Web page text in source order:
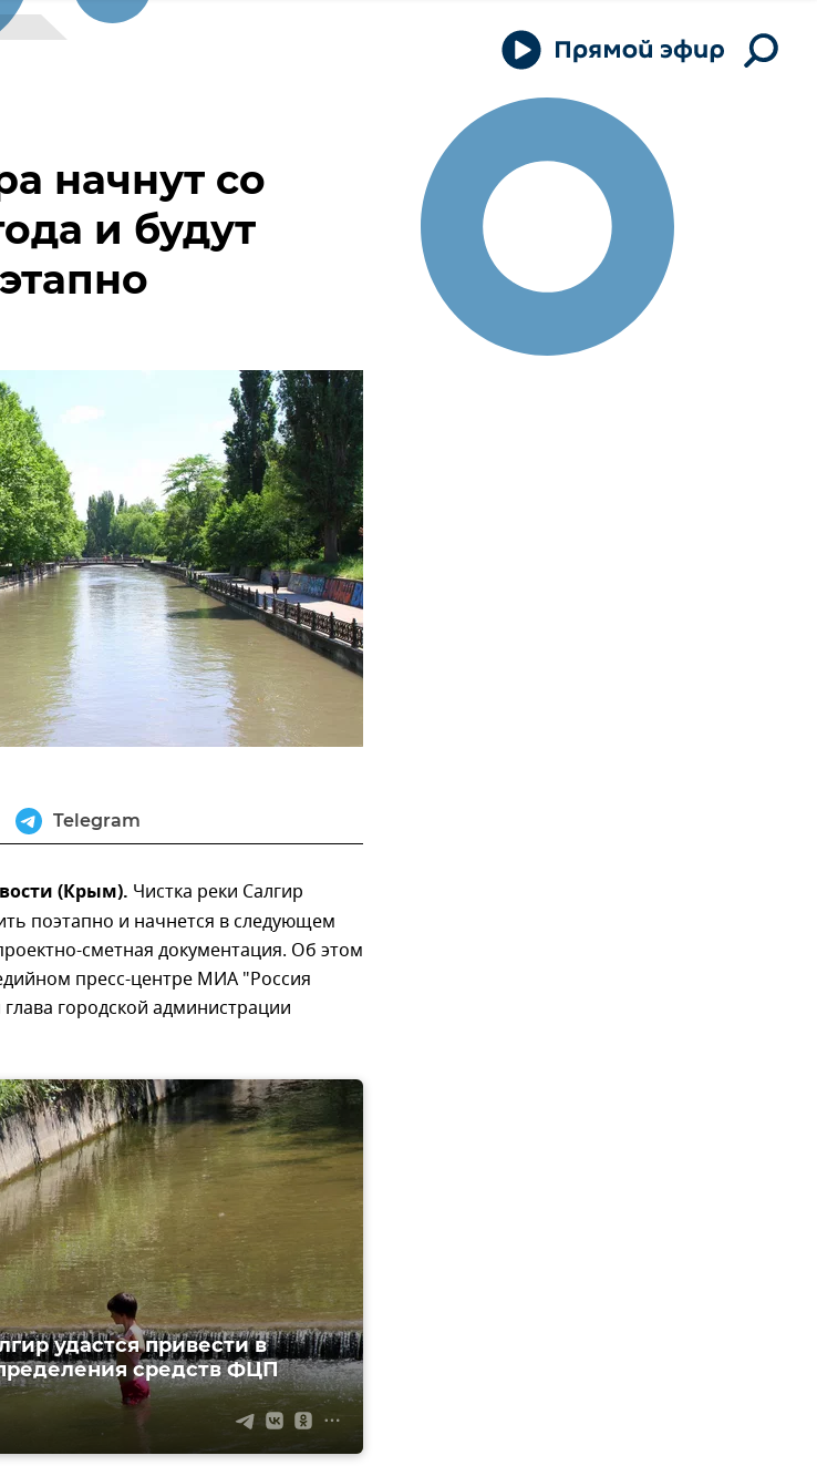
начнут со
и будут
Telegram
(Крым). Чистка реки Салгир
поэтапно и начнется в следующем
сметная документация. Об этом
пресс-центре МИА "Россия
городской администрации
удастся привести в
средств ФЦП